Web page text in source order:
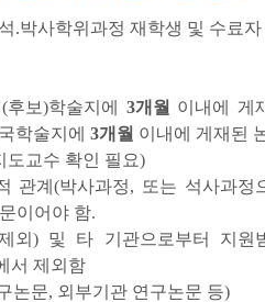
.박사학위과정 재학생 및 수료자
보)학술지에
3개월 이내에 게
학술지에 3개월 이내에 게재된
교수 확인 필요)
계(박사과정, 또는 석사과정
이어야 함.
) 및 타 기관으로부터 지원
서 제외함
문, 외부기관 연구논문 등)